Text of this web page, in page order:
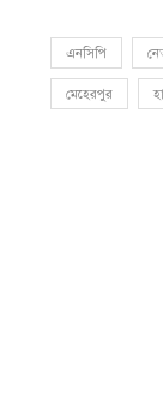
এনসিপি
মেহেরপুর